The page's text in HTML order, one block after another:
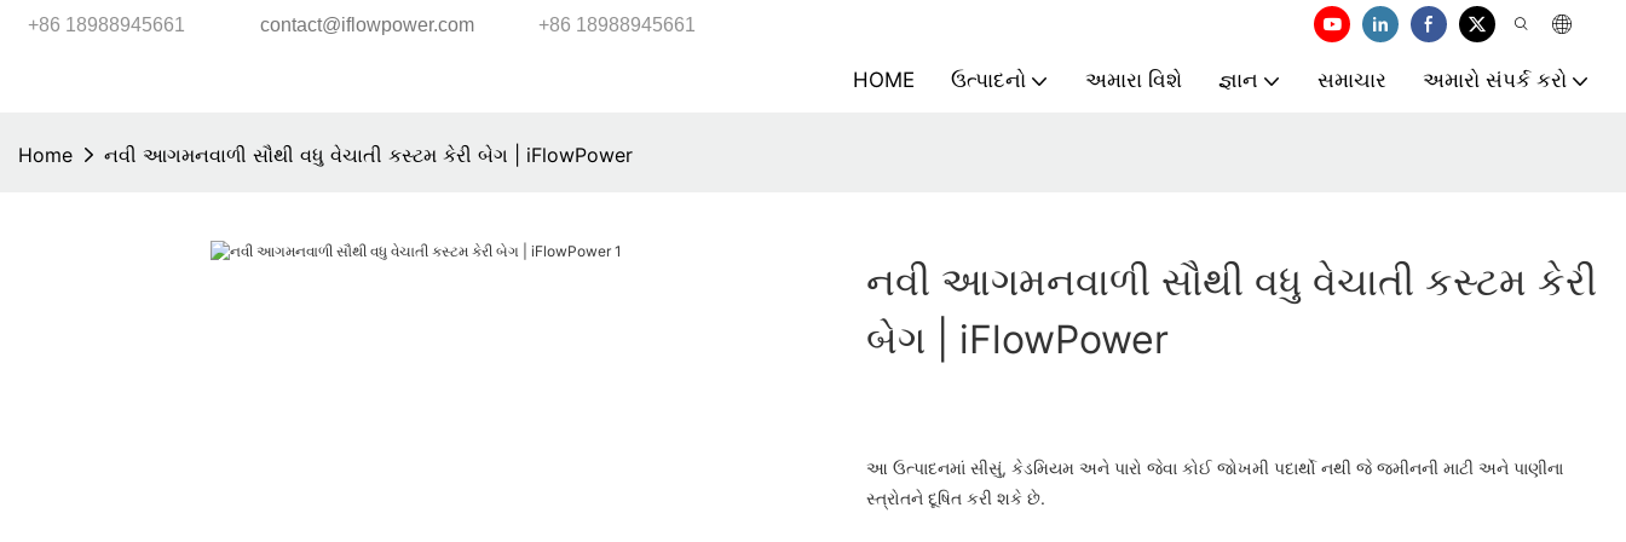
+86 18988945661 contact@iflowpower.com +86 18988945661
HOME ઉત્પાદનો અમારા વિશે જ્ઞાન સમાચાર અમારો સંપર્ક કરો
Home નવી આગમનવાળી સૌથી વધુ વેચાતી કસ્ટમ કેરી બેગ | iFlowPower
નવી આગમનવાળી સૌથી વધુ વેચાતી કસ્ટમ કેરી
બેગ | iFlowPower
આ ઉત્પાદનમાં સીસું, કેડમિયમ અને પારો જેવા કોઈ જોખમી પદાર્થો નથી જે જમીનની માટી અને પાણીના
સ્ત્રોતને દૂષિત કરી શકે છે.